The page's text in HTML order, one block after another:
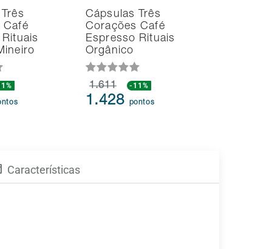
Café
Cápsulas Três
Corações Café
Espresso Rituais
Orgânico
1.611 -11%
1.428 pontos
Características